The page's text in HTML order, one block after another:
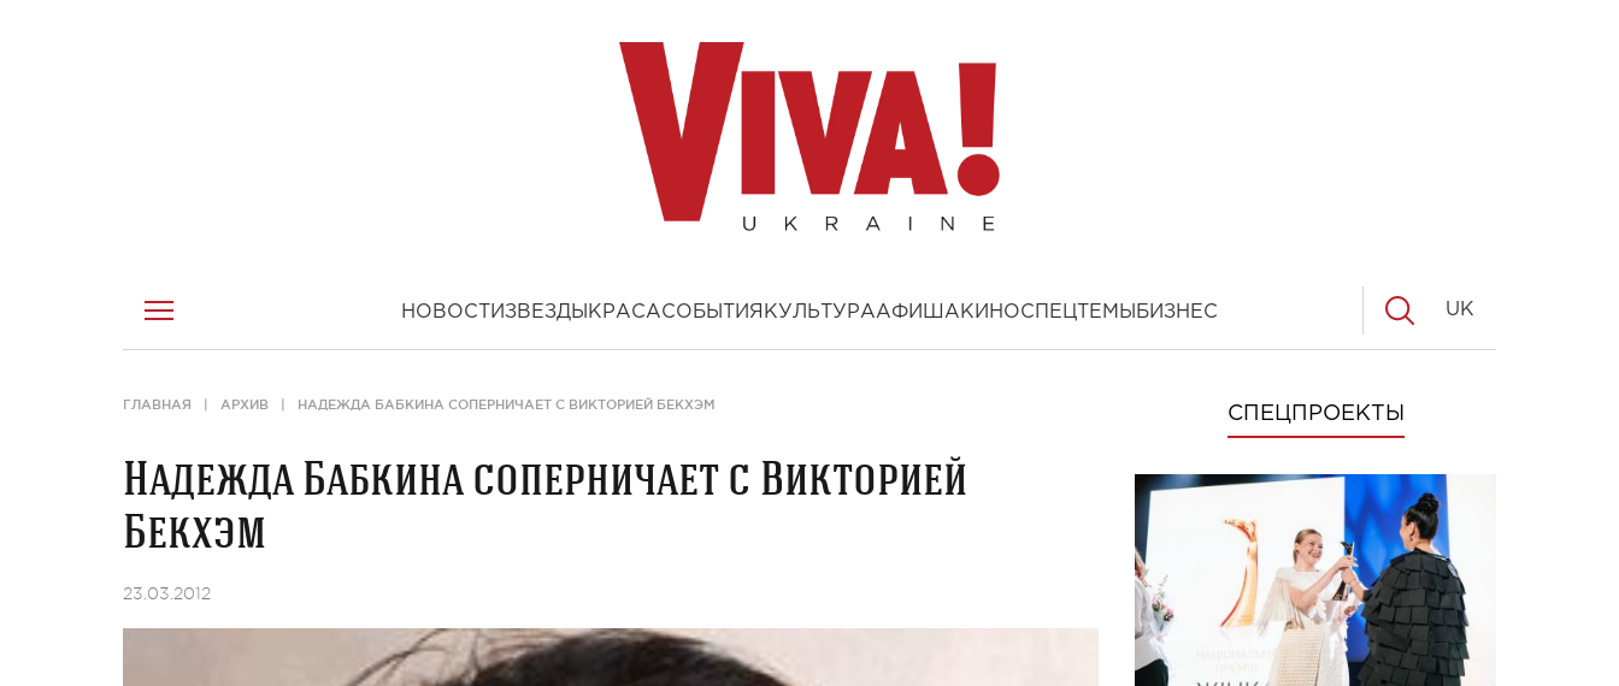
НОВОСТИ ЗВЕЗДЫ КРАСАСОБЫТИЯ КУЛЬТУРААФИША КИНОСПЕЦТЕМЫ БИЗНЕС UK
ГЛАВНАЯ АРХИВ НАДЕЖДА БАБКИНА СОПЕРНИЧАЕТ С ВИКТОРИЕЙ БЕКХЭМ
Надежда Бабкина соперничает с Викторией
Бекхэм
23.03.2012
СПЕЦПРОЕКТЫ